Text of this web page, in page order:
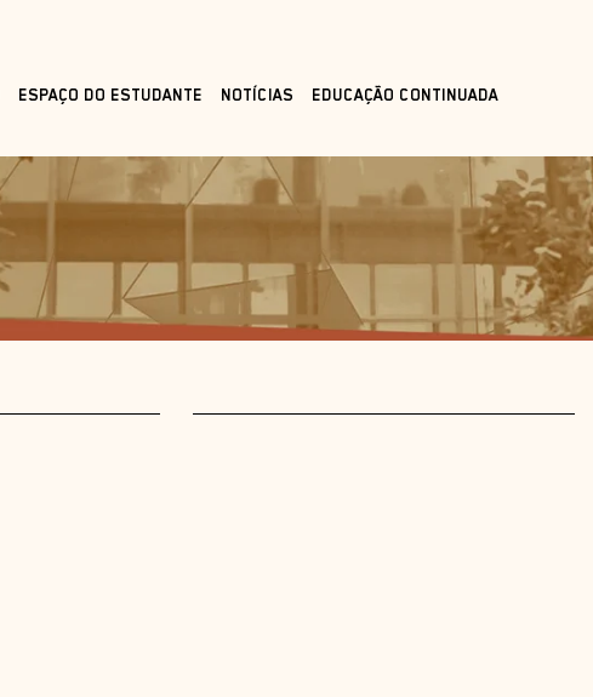
ESPAÇO DO ESTUDANTE NOTÍCIAS EDUCAÇÃO CONTINUADA